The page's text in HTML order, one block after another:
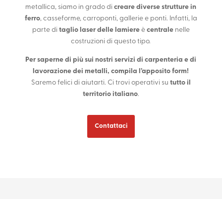
metallica, siamo in grado dicreare diverse strutture in
ferro, casseforme, carroponti, gallerie e ponti. Infatti, la
parte di taglio laser delle lamiereè centralenelle
costruzioni di questo tipo.
Per saperne di più sui nostri servizi di carpenteria e di
lavorazione dei metalli, compila l’apposito form!
Saremo felici di aiutarti. Ci trovi operativi su tutto il
territorio italiano.
Contattaci